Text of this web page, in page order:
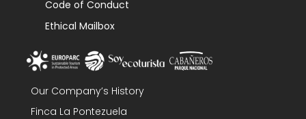
Code of Conduct
Ethical Mailbox
Our Company’s History
Finca La Pontezuela